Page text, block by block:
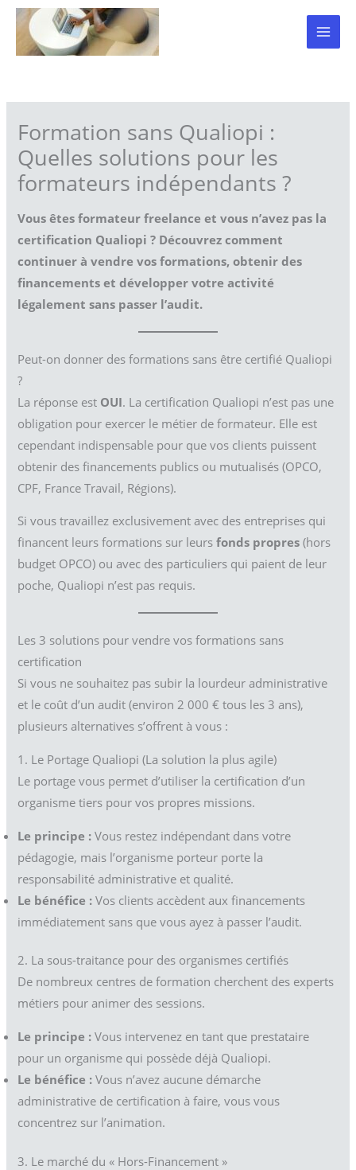
Aller
contenu
Formation sans Qualiopi :
Quelles solutions pour les
formateurs indépendants ?
Vous êtes formateur freelance et vous n’avez pas la
certification Qualiopi ? Découvrez comment
continuer à vendre vos formations, obtenir des
financements et développer votre activité
légalement sans passer l’audit.
Peut-on donner des formations sans être certifié Qualiopi
?
La réponse est OUI. La certification Qualiopi n’est pas une
obligation pour exercer le métier de formateur. Elle est
cependant indispensable pour que vos clients puissent
obtenir des financements publics ou mutualisés (OPCO,
CPF, France Travail, Régions).
Si vous travaillez exclusivement avec des entreprises qui
financent leurs formations sur leursfonds propres (hors
budget OPCO) ou avec des particuliers qui paient de leur
poche, Qualiopi n’est pas requis.
Les 3 solutions pour vendre vos formations sans
certification
Si vous ne souhaitez pas subir la lourdeur administrative
et le coût d’un audit (environ 2 000 € tous les 3 ans),
plusieurs alternatives s’offrent à vous :
1. Le Portage Qualiopi (La solution la plus agile)
Le portage vous permet d’utiliser la certification d’un
organisme tiers pour vos propres missions.
Le principe : Vous restez indépendant dans votre
pédagogie, mais l’organisme porteur porte la
responsabilité administrative et qualité.
Le bénéfice : Vos clients accèdent aux financements
immédiatement sans que vous ayez à passer l’audit.
2. La sous-traitance pour des organismes certifiés
De nombreux centres de formation cherchent des experts
métiers pour animer des sessions.
Le principe : Vous intervenez en tant que prestataire
pour un organisme qui possède déjà Qualiopi.
Le bénéfice : Vous n’avez aucune démarche
administrative de certification à faire, vous vous
concentrez sur l’animation.
3. Le marché du « Hors-Financement »